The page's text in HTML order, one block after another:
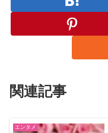
関連記事
エンタメ